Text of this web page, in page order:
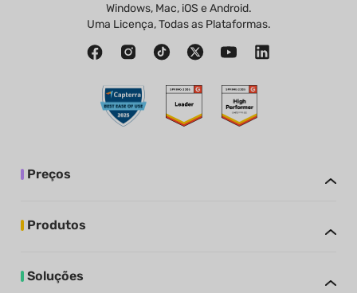
Windows, Mac, iOS e Android.
Uma Licença, Todas as Plataformas.
Preços
Produtos
Soluções